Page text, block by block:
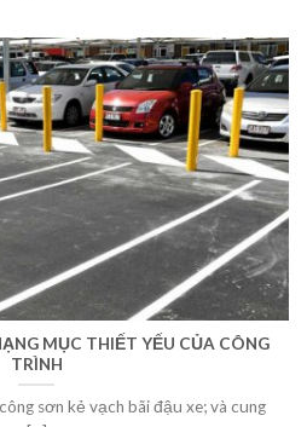
MỤC THIẾT YẾU CỦA CÔNG
TRÌNH
sơn kẻ vạch bãi đậu xe; và cung